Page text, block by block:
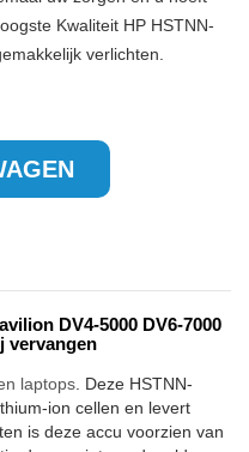
Kwaliteit HP HSTNN-
verlichten.
DV4-5000 DV6-7000
vervangen
laptops . Deze HSTNN-
ion cellen en levert
is deze accu voorzien van